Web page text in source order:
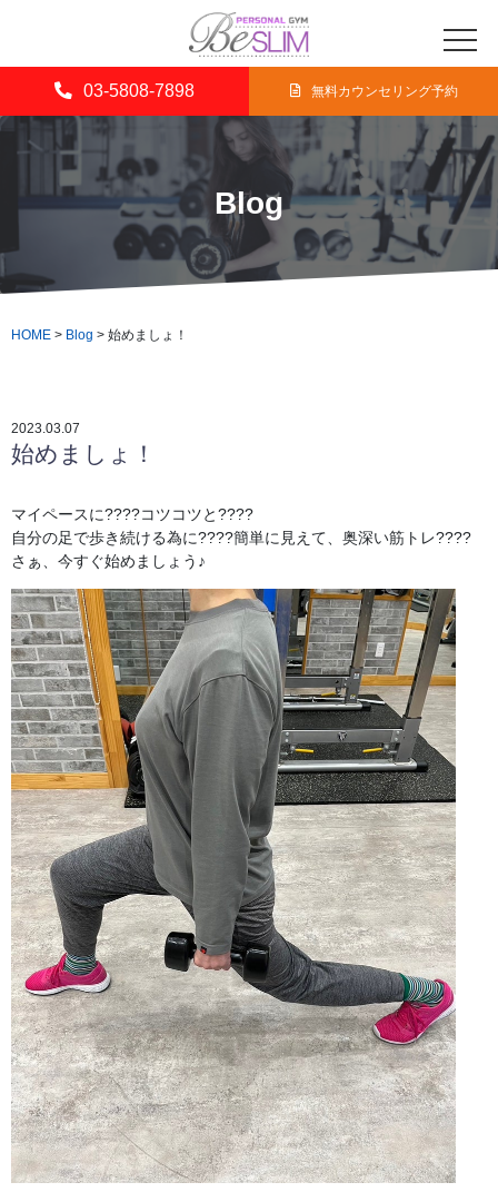
03-5808-7898 無料カウンセリング予約
Blog
HOME > Blog > 始めましょ！
2023.03.07
始めましょ！
マイペースに????コツコツと????
自分の足で歩き続ける為に????簡単に見えて、奥深い筋トレ????
さぁ、今すぐ始めましょう♪